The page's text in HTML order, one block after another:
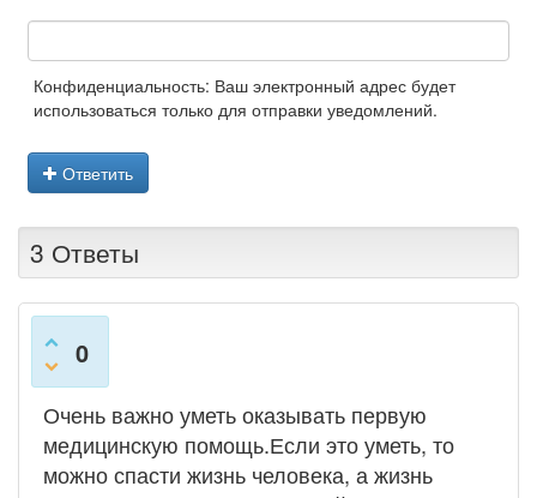
Конфиденциальность: Ваш электронный адрес будет
использоваться только для отправки уведомлений.
Ответить
3 Ответы
0
Очень важно уметь оказывать первую
медицинскую помощь.Если это уметь, то
можно спасти жизнь человека, а жизнь